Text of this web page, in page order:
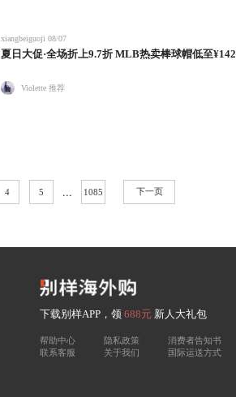
xiangbeiguoji 08/07
夏日大促·全场折上9.7折 MLB热卖棒球帽低至¥142
Violette 推荐
4 5 ... 1085 下一页
下载别样APP，领688元 新人大礼包
帮助中心 隐私政策 消费者告知书
联系客服
关于我们 国际运送方式